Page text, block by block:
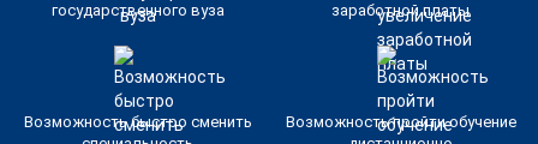
государственного вуза
заработной платы
Возможность быстро сменить
Возможность пройти обучение